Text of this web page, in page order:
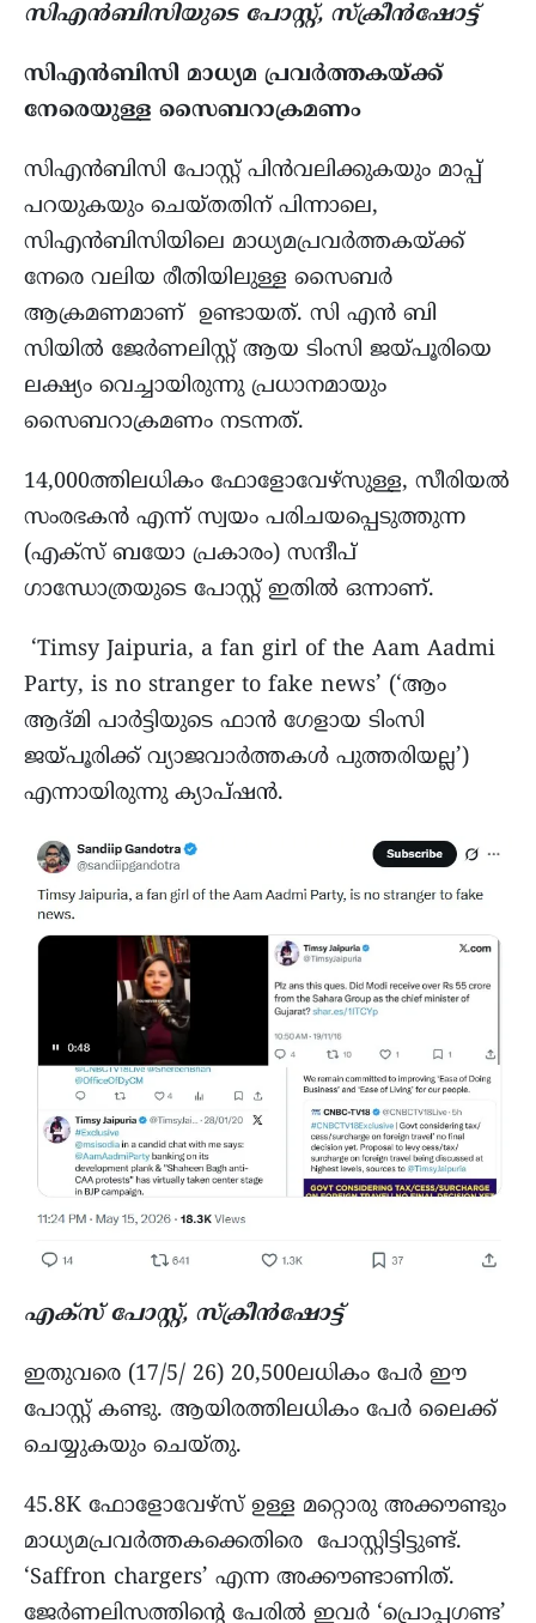
സിഎൻബിസിയുടെ പോസ്റ്റ്, സ്ക്രീൻഷോട്ട്
സിഎൻബിസി മാധ്യമ പ്രവർത്തകയ്ക്ക്
നേരെയുള്ള സൈബറാക്രമണം
സിഎൻബിസി പോസ്റ്റ് പിൻവലിക്കുകയും മാപ്പ്
പറയുകയും ചെയ്തതിന് പിന്നാലെ,
സിഎൻബിസിയിലെ മാധ്യമപ്രവർത്തകയ്ക്ക്
നേരെ വലിയ രീതിയിലുള്ള സൈബർ
ആക്രമണമാണ് ഉണ്ടായത്. സി എൻ ബി
സിയിൽ ജേർണലിസ്റ്റ് ആയ ടിംസി ജയ്പൂരിയെ
ലക്ഷ്യം വെച്ചായിരുന്നു പ്രധാനമായും
സൈബറാക്രമണം നടന്നത്.
14,000ത്തിലധികം ഫോളോവേഴ്സുള്ള, സീരിയൽ
സംരഭകൻ എന്ന് സ്വയം പരിചയപ്പെടുത്തുന്ന
(എക്സ് ബയോ പ്രകാരം) സന്ദീപ്
ഗാന്ധോത്രയുടെ പോസ്റ്റ് ഇതിൽ ഒന്നാണ്.
‘Timsy Jaipuria, a fan girl of the Aam Aadmi
Party, is no stranger to fake news’ (‘ആം
ആദ്മി പാർട്ടിയുടെ ഫാൻ ഗേളായ ടിംസി
ജയ്പൂരിക്ക് വ്യാജവാർത്തകൾ പുത്തരിയല്ല’)
എന്നായിരുന്നു ക്യാപ്ഷൻ.
എക്സ് പോസ്റ്റ്, സ്ക്രീൻഷോട്ട്
ഇതുവരെ (17/5/ 26) 20,500ലധികം പേർ ഈ
പോസ്റ്റ് കണ്ടു. ആയിരത്തിലധികം പേർ ലൈക്ക്
ചെയ്യുകയും ചെയ്തു.
45.8K ഫോളോവേഴ്സ് ഉള്ള മറ്റൊരു അക്കൗണ്ടും
മാധ്യമപ്രവർത്തകക്കെതിരെ പോസ്റ്റിട്ടിട്ടുണ്ട്.
‘Saffron chargers’ എന്ന അക്കൗണ്ടാണിത്.
ജേർണലിസത്തിന്റെ പേരിൽ ഇവർ ‘പ്രൊപ്പഗണ്ട’